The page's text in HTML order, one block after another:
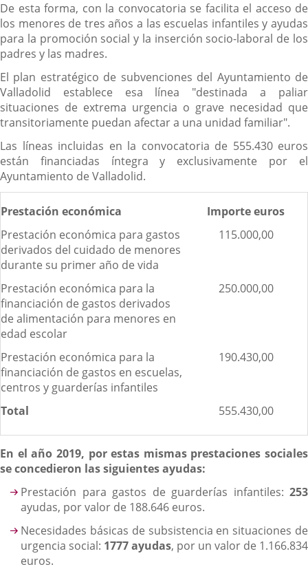
De esta forma, con la convocatoria se facilita el acceso de
los menores de tres años a las escuelas infantiles y ayudas
para la promoción social y la inserción socio-laboral de los
padres y las madres.
El plan estratégico de subvenciones del Ayuntamiento de
Valladolid establece esa línea "destinada a paliar
situaciones de extrema urgencia o grave necesidad que
transitoriamente puedan afectar a una unidad familiar".
Las líneas incluidas en la convocatoria de 555.430 euros
están financiadas íntegra y exclusivamente por el
Ayuntamiento de Valladolid.
Prestación económica
Importe euros
Prestación económica para gastos
derivados del cuidado de menores
durante su primer año de vida
115.000,00
Prestación económica para la
financiación de gastos derivados
de alimentación para menores en
edad escolar
250.000,00
Prestación económica para la
financiación de gastos en escuelas,
centros y guarderías infantiles
190.430,00
Total 555.430,00
En el año 2019, por estas mismas prestaciones sociales
se concedieron las siguientes ayudas:
Prestación para gastos de guarderías infantiles: 253
ayudas, por valor de 188.646 euros.
Necesidades básicas de subsistencia en situaciones de
urgencia social: 1777 ayudas, por un valor de 1.166.834
euros.